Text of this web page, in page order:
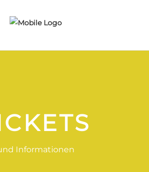
Informationen